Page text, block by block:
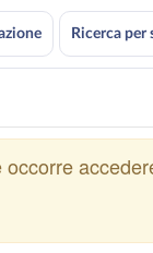
Ricerca per